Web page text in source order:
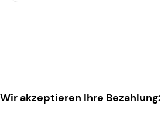
Wir akzeptieren Ihre Bezahlung: